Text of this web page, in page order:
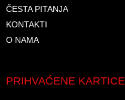
ČESTA PITANJA
KONTAKTI
O NAMA
PRIHVAĆENE KARTICE